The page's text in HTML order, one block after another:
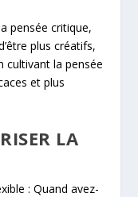
pensée critique,
plus créatifs,
cultivant la pensée
et plus
LA
: Quand avez-